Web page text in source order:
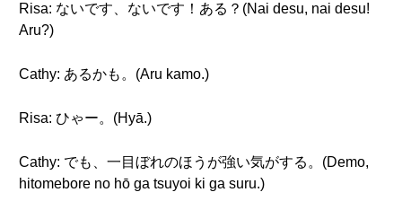
Risa: ないです、ないです！ある？(Nai desu, nai desu!
Aru?)
Cathy: あるかも。(Aru kamo.)
Risa: ひゃー。(Hyā.)
Cathy: でも、一目ぼれのほうが強い気がする。(Demo,
hitomebore no hō ga tsuyoi ki ga suru.)